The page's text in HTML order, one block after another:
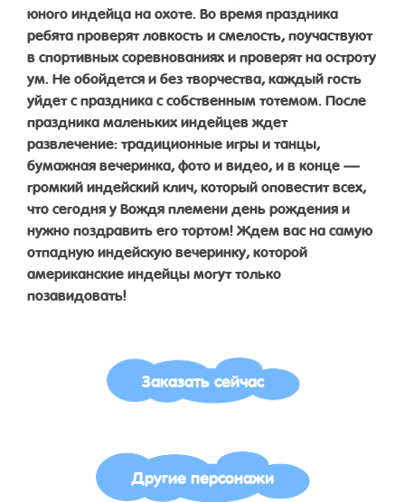
юного индейца на охоте. Во время праздника
ребята проверят ловкость и смелость, поучаствуют
в спортивных соревнованиях и проверят на остроту
ум. Не обойдется и без творчества, каждый гость
уйдет с праздника с собственным тотемом. После
праздника маленьких индейцев ждет
развлечение: традиционные игры и танцы,
бумажная вечеринка, фото и видео, и в конце —
громкий индейский клич, который оповестит всех,
что сегодня у Вождя племени день рождения и
нужно поздравить его тортом! Ждем вас на самую
отпадную индейскую вечеринку, которой
американские индейцы могут только
позавидовать!
Заказать сейчас
Другие персонажи